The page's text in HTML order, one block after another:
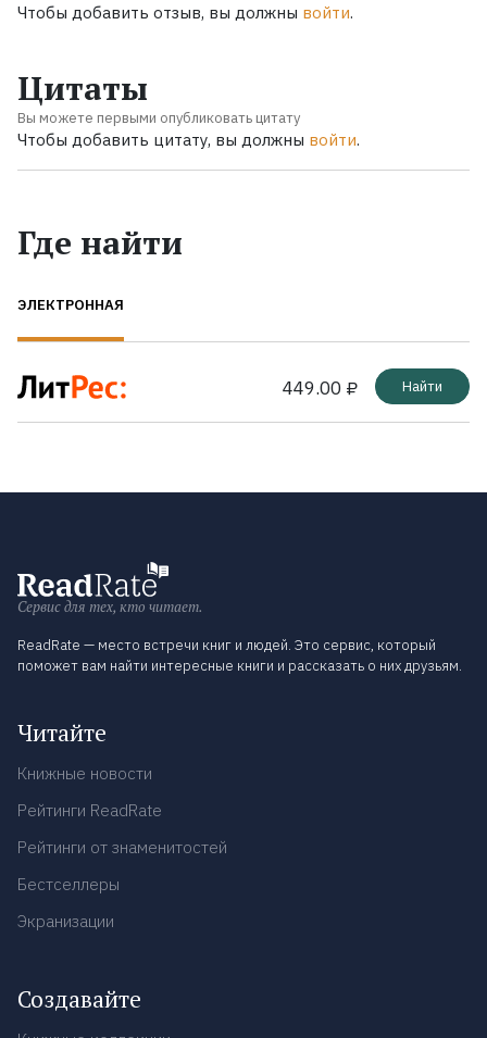
Чтобы добавить отзыв, вы должны войти.
Цитаты
Вы можете первыми опубликовать цитату
Чтобы добавить цитату, вы должны войти.
Где найти
ЭЛЕКТРОННАЯ
449.00 ₽ Найти
Сервис для тех, кто читает.
ReadRate — место встречи книг и людей. Это сервис, который
поможет вам найти интересные книги и рассказать о них друзьям.
Читайте
Книжные новости
Рейтинги ReadRate
Рейтинги от знаменитостей
Бестселлеры
Экранизации
Создавайте